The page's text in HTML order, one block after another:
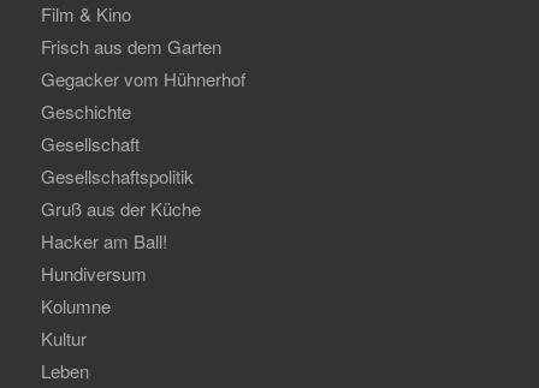
Film & Kino
Frisch aus dem Garten
Gegacker vom Hühnerhof
Geschichte
Gesellschaft
Gesellschaftspolitik
Gruß aus der Küche
Hacker am Ball!
Hundiversum
Kolumne
Kultur
Leben